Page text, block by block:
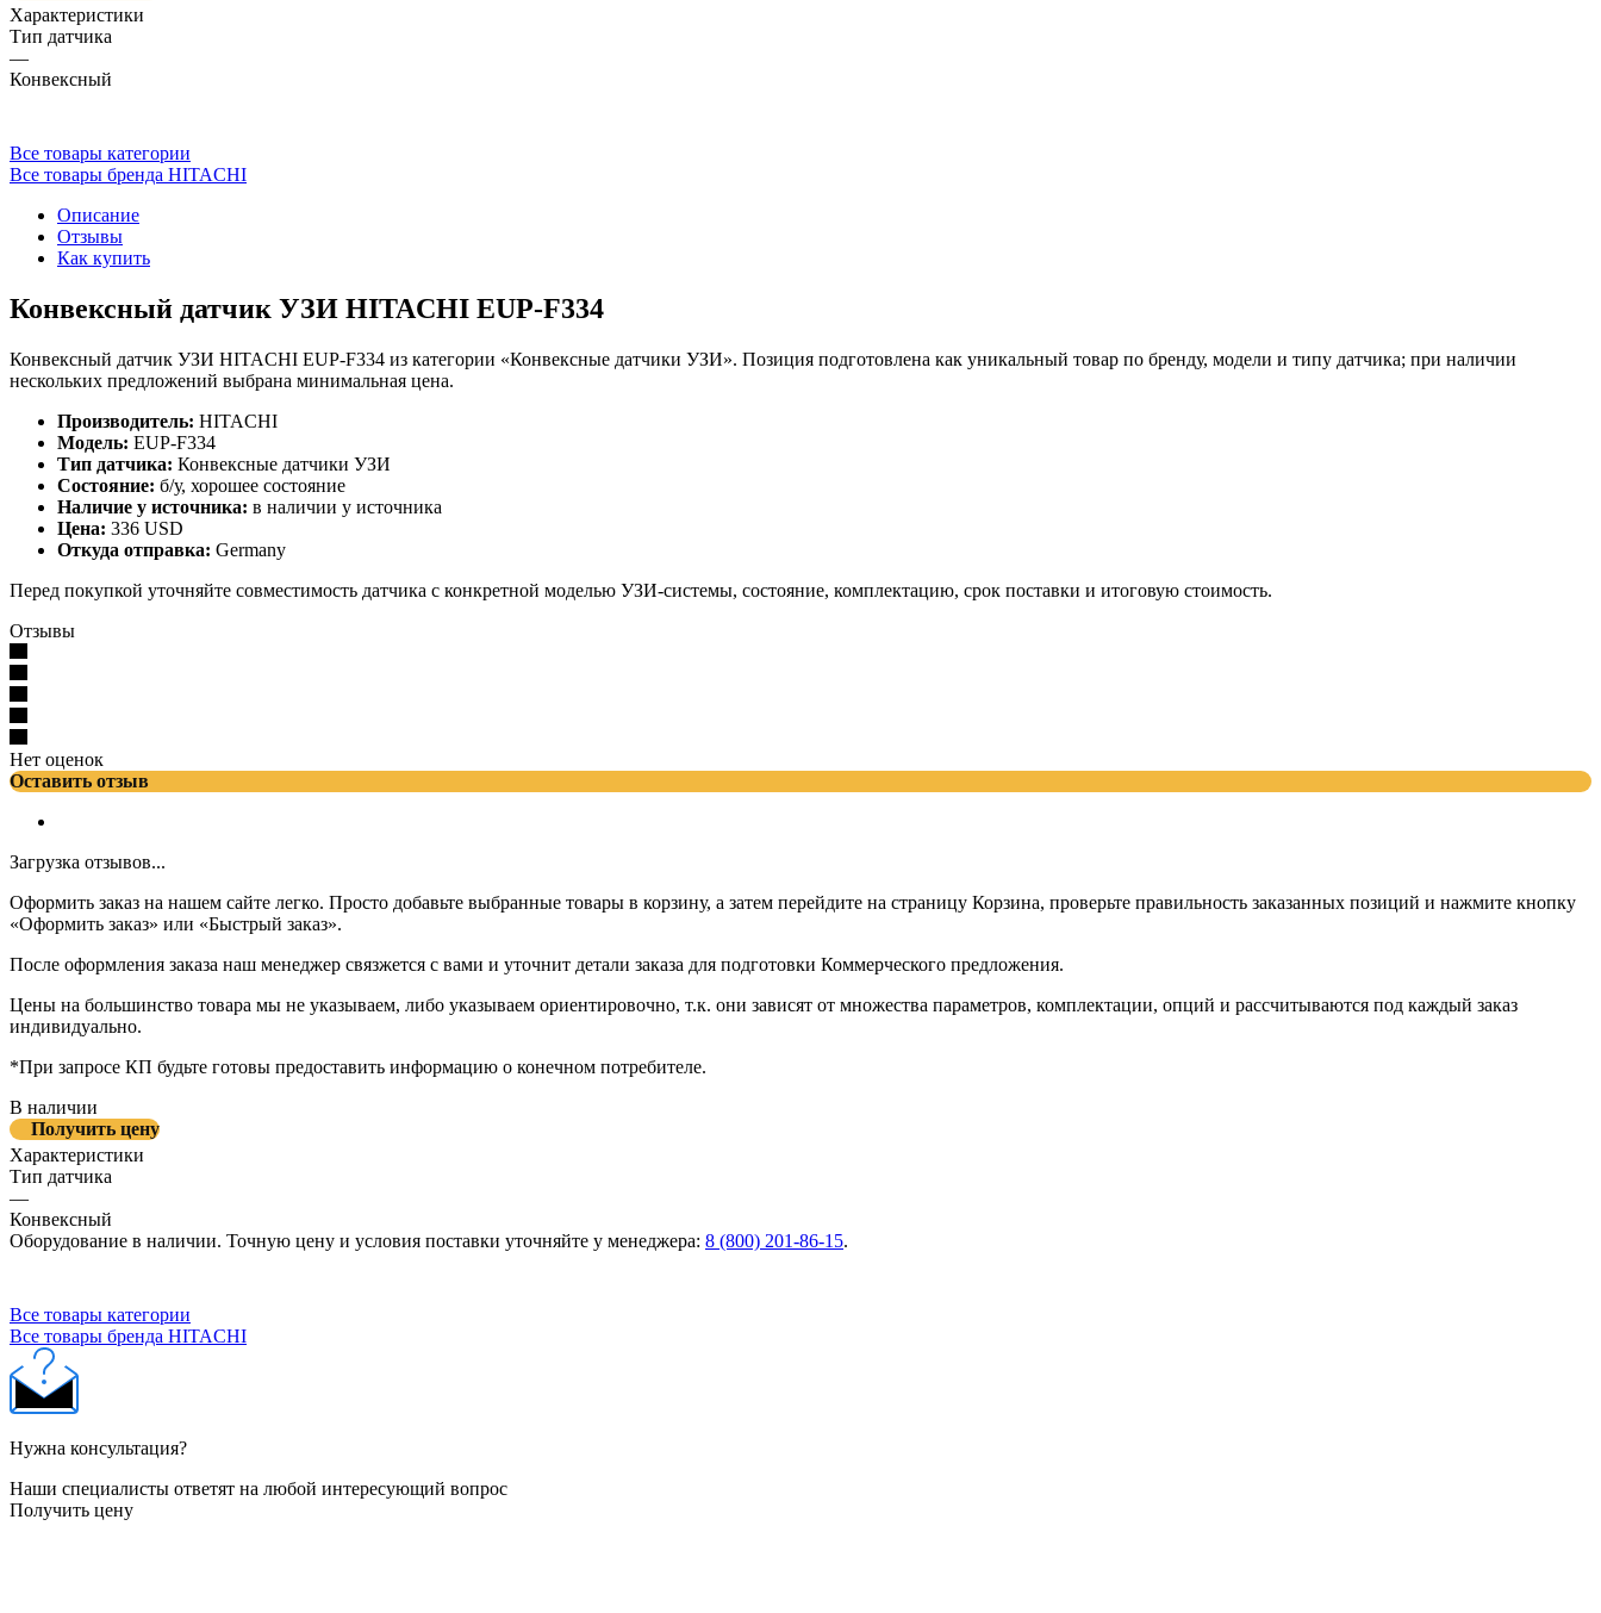
Характеристики
Тип датчика
—
Конвексный
Все товары категории
Все товары бренда HITACHI
Описание
Отзывы
Как купить
Конвексный датчик УЗИ HITACHI EUP-F334
Конвексный датчик УЗИ HITACHI EUP-F334 из категории «Конвексные датчики УЗИ». Позиция подготовлена как уникальный товар по бренду, модели и типу датчика; при наличии
нескольких предложений выбрана минимальная цена.
Производитель: HITACHI
Модель: EUP-F334
Тип датчика: Конвексные датчики УЗИ
Состояние: б/у, хорошее состояние
Наличие у источника: в наличии у источника
Цена: 336 USD
Откуда отправка: Germany
Перед покупкой уточняйте совместимость датчика с конкретной моделью УЗИ-системы, состояние, комплектацию, срок поставки и итоговую стоимость.
Отзывы
Нет оценок
Оставить отзыв
Загрузка отзывов...
Оформить заказ на нашем сайте легко. Просто добавьте выбранные товары в корзину, а затем перейдите на страницу Корзина, проверьте правильность заказанных позиций и нажмите кнопку
«Оформить заказ» или «Быстрый заказ».
После оформления заказа наш менеджер связжется с вами и уточнит детали заказа для подготовки Коммерческого предложения.
Цены на большинство товара мы не указываем, либо указываем ориентировочно, т.к. они зависят от множества параметров, комплектации, опций и рассчитываются под каждый заказ
индивидуально.
*При запросе КП будьте готовы предоставить информацию о конечном потребителе.
В наличии
Получить цену
Характеристики
Тип датчика
—
Конвексный
Оборудование в наличии. Точную цену и условия поставки уточняйте у менеджера: 8 (800) 201-86-15.
Все товары категории
Все товары бренда HITACHI
Нужна консультация?
Наши специалисты ответят на любой интересующий вопрос
Получить цену